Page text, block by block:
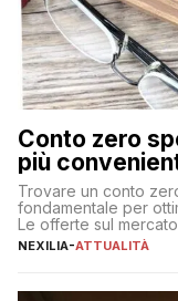
Conto zero
più
Trovare un conto
fondamentale per
Le offerte sul
individuare quella
sul […]
NEXILIA-ATTUALITÀ